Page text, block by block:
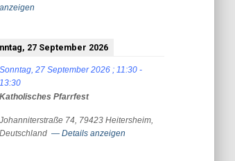
anzeigen
27 September 2026
Sonntag, 27 September 2026; 11:30-
13:30
Katholisches Pfarrfest
Johanniterstraße 74, 79423 Heitersheim,
Deutschland — Details anzeigen